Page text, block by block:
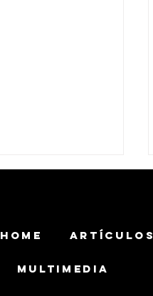
HOME ARTÍCULOS
MULTIMEDIA